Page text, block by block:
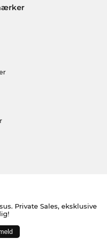
Private Sales, eksklusive